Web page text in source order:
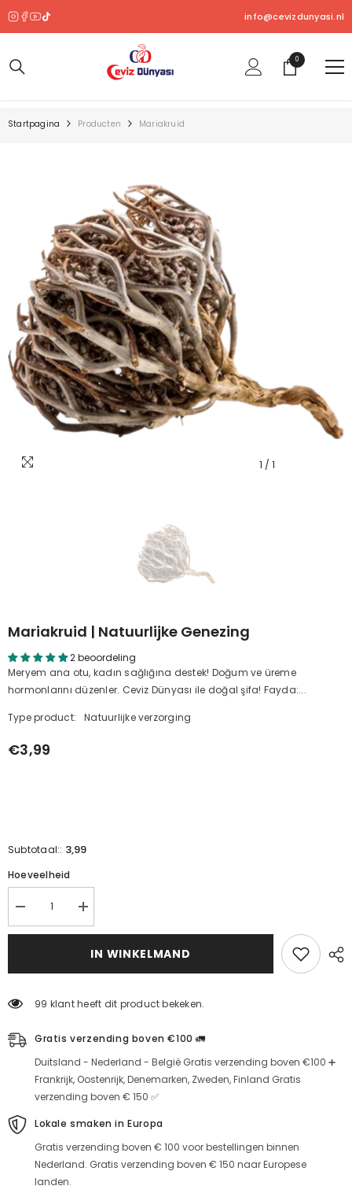
info@cevizdunyasi.nl
00
product
Startpagina Producten Mariakruid
1 / 1
Mariakruid | Natuurlijke Genezing
2 beoordeling
Meryem ana otu, kadın sağlığına destek! Doğum ve üreme
hormonlarını düzenler. Ceviz Dünyası ile doğal şifa! Fayda:...
Type product: Natuurlijke verzorging
€3,99
Subtotaal:: 3,99
Hoeveelheid
Mariakruid
|
Verminder
natuurlijke
Mariakruid
|
Vergroot
de
hoeveelheid
voor
IN WINKELMAND
99 klant heeft dit product bekeken.
Gratis verzending boven €100 🚛
Duitsland - Nederland - België Gratis verzending boven €100 ➕
Frankrijk, Oostenrijk, Denemarken, Zweden, Finland Gratis
verzending boven € 150 ✅
Lokale smaken in Europa
Gratis verzending boven € 100 voor bestellingen binnen
Nederland. Gratis verzending boven € 150 naar Europese
landen.